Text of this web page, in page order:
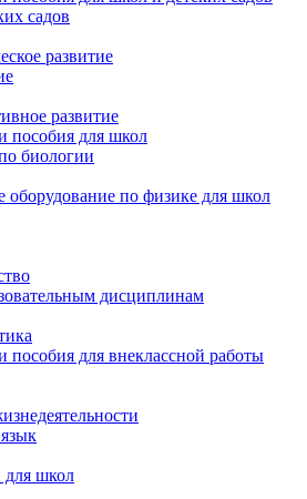
садов
развитие
развитие
пособия для школ
биологии
оборудование по физике для школ
дисциплинам
пособия для внеклассной работы
для школ